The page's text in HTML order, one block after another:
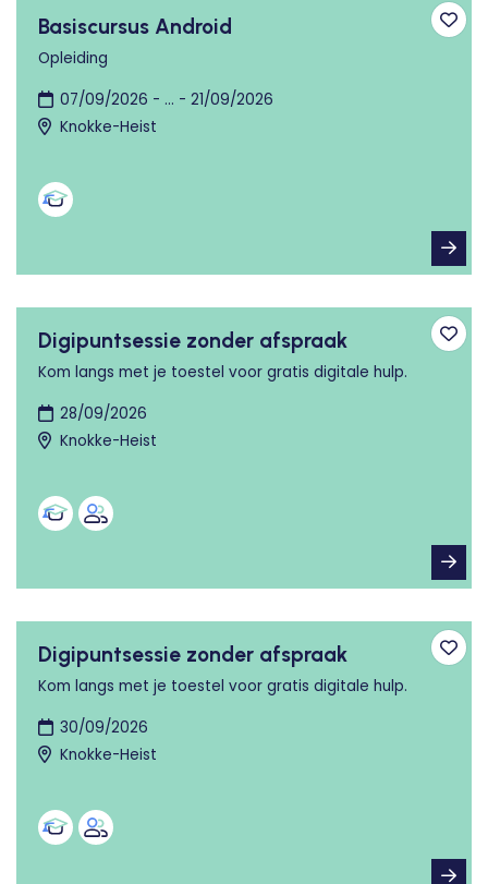
Basiscursus Android
Opleiding
07/09/2026 - ... - 21/09/2026
Knokke-Heist
Digipuntsessie zonder afspraak
Kom langs met je toestel voor gratis digitale hulp.
28/09/2026
Knokke-Heist
Digipuntsessie zonder afspraak
Kom langs met je toestel voor gratis digitale hulp.
30/09/2026
Knokke-Heist